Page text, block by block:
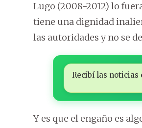
Lugo (2008-2012) lo
tiene una dignidad
las autoridades y no se
Recibí las noticias
Y es que el engaño es